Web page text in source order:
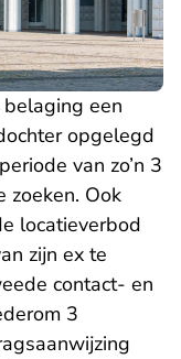
een
opgelegd
van zo’n 3
zoeken. Ook
locatieverbod
zijn ex te
contact- en
3